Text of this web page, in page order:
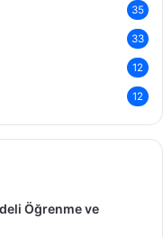
35
33
12
12
Öğrenme ve